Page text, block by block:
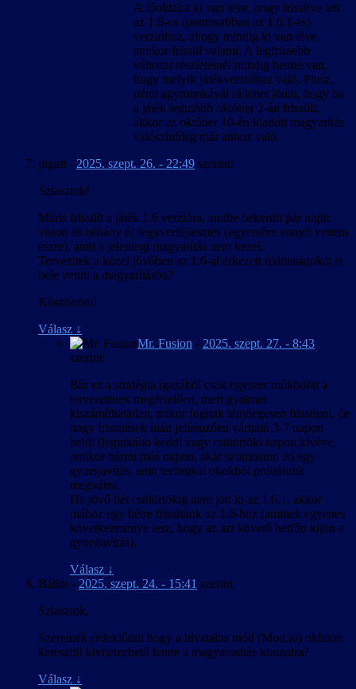
A főoldalra ki van téve, hogy frissítve lett
az 1.6-os (pontosabban az 1.6.1-es)
verzióhoz, ahogy mindig ki van téve,
amikor frissül valami. A legfrissebb
változat részleteinél mindig benne van,
hogy melyik játékverzióhoz való. Plusz,
némi agymunkával rá lehet jönni, hogy ha
a játék legutóbb október 2-án frissült,
akkor az október 10-én kiadott magyarítás
valószínűleg már ahhoz való.
pigatt - 2025. szept. 26. - 22:49 szerint:
Sziasztok!
Máris frissült a játék 1.6 verzióra, amibe bekerült pár night
vision és néhány új fegyverfejlesztés (egyenlőre ennyit vettem
észre), amit a jelenlegi magyarítás nem kezel.
Tervezitek a közel jövőben az 1.6-al érkezett újdonságokat is
bele venni a magyarításba?
Köszönöm!
Válasz ↓
Mr. Fusion - 2025. szept. 27. - 8:43
szerint:
Bár ez a stratégia igazából csak egyszer működött a
tervezettnek megfelelően, mert gyakran
kiszámíthatatlan, mikor fognak ténylegesen frissíteni, de
nagy frissítések után jellemzően várható 3-7 napon
belül (leginkább keddi vagy csütörtöki napon,kivéve,
amikor bármi más napon, akár szombaton is) egy
gyorsjavítás, amit technikai okokból próbálunk
megvárni.
Ha jövő hét csütörtökig nem jön ki az 1.6.1, akkor
mához egy hétre frissítünk az 1.6-hoz (aminek egyenes
következménye lesz, hogy az azt követő hétfőn kijön a
gyorsjavítás).
Válasz ↓
Bálint - 2025. szept. 24. - 15:41 szerint:
Sziasztok,
Szeretnék érdeklődni hogy a hivatalos mód (Mod.io) oldalon
keresztül kivitelezhető lenne a magyarosítás konzolra?
Válasz ↓